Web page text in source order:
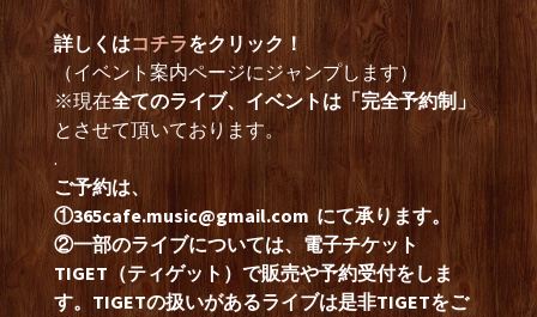
詳しくはコチラをクリック！
（イベント案内ページにジャンプします）
※現在全てのライブ、イベントは「完全予約制」
とさせて頂いております。
.
ご予約は、
①365cafe.music@gmail.com にて承ります。
②一部のライブについては、電子チケット
TIGET（ティゲット）で販売や予約受付をしま
す。TIGETの扱いがあるライブは是非TIGETをご